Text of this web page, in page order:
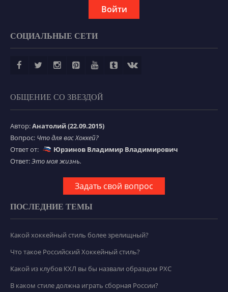
Войти
СОЦИАЛЬНЫЕ СЕТИ
ОБЩЕНИЕ СО ЗВЕЗДОЙ
Автор:Анатолий (22.09.2015)
Вопрос: Что для вас Хоккей?
Ответ от:
Юрзинов Владимир Владимирович
Ответ:Это моя жизнь.
Задать свой вопрос
ПОСЛЕДНИЕ ТЕМЫ
Какой хоккейный стиль более зрелищный?
Что такое Российский Хоккейный стиль?
Какой из клубов КХЛ вы бы назвали образцом РХС
В каком стиле должна играть сборная России?